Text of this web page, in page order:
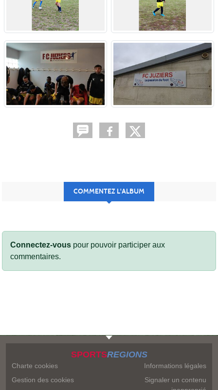
COMMENTEZ L'ALBUM
Connectez-vous pour pouvoir participer aux
commentaires.
SPORTSREGIONS
Charte cookies
Gestion des cookies
Informations légales
Signaler un contenu